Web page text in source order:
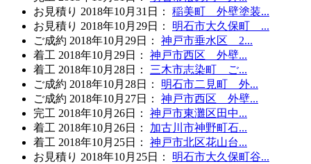
お見積り 2018年10月31日 ：
稲美町 外壁塗装...
お見積り 2018年10月29日 ：
明石市大久保町 ...
ご成約 2018年10月29日 ：
神戸市垂水区 2...
着工 2018年10月29日 ：
神戸市西区 外壁...
着工 2018年10月28日 ：
三木市志染町 ご...
ご成約 2018年10月28日 ：
明石市二見町 外...
ご成約 2018年10月27日 ：
神戸市西区 外壁...
完工 2018年10月26日 ：
神戸市東灘区田中...
着工 2018年10月26日 ：
加古川市神野町石...
着工 2018年10月25日 ：
神戸市北区花山台...
お見積り 2018年10月25日 ：
明石市大久保町谷...